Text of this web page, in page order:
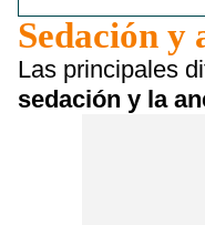
Sedación y
Las principales
sedación y la